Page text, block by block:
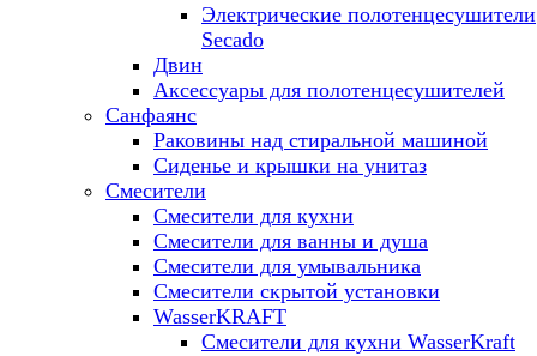
Электрические полотенцесушители
Secado
Двин
Аксессуары для полотенцесушителей
Санфаянс
Раковины над стиральной машиной
Сиденье и крышки на унитаз
Смесители
Смесители для кухни
Смесители для ванны и душа
Смесители для умывальника
Смесители скрытой установки
WasserKRAFT
Смесители для кухни WasserKraft